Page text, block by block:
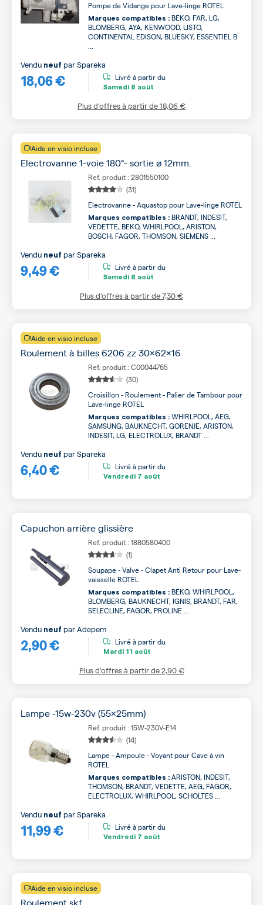
Pompe de Vidange pour Lave-linge ROTEL
Marques compatibles : BEKO, FAR, LG,
BLOMBERG, AYA, KENWOOD, LISTO,
CONTINENTAL EDISON, BLUESKY, ESSENTIEL B
18,06 €
Vendu neuf parSpareka
Livré à partir du
Samedi 8 août
Plus d’offres à partir de18,06 €
Aide en visio incluse
Electrovanne 1-voie 180°- sortie ø 12mm.
Ref. produit : 2801550100
(31)
Electrovanne - Aquastop pour Lave-linge ROTEL
Marques compatibles : BRANDT, INDESIT,
VEDETTE, BEKO, WHIRLPOOL, ARISTON,
BOSCH, FAGOR, THOMSON, SIEMENS ...
9,49 €
Vendu neuf parSpareka
Livré à partir du
Samedi 8 août
Plus d’offres à partir de7,30 €
Aide en visio incluse
Roulement à billes 6206 zz 30x62x16
Ref. produit : C00044765
(30)
Croisillon - Roulement - Palier de Tambour pour
Lave-linge ROTEL
Marques compatibles : WHIRLPOOL, AEG,
SAMSUNG, BAUKNECHT, GORENJE, ARISTON,
INDESIT, LG, ELECTROLUX, BRANDT ...
6,40 €
Vendu neuf parSpareka
Livré à partir du
Vendredi 7 août
Capuchon arrière glissière
Ref. produit : 1880580400
(1)
Soupape - Valve - Clapet Anti Retour pour Lave-
vaisselle ROTEL
Marques compatibles : BEKO, WHIRLPOOL,
BLOMBERG, BAUKNECHT, IGNIS, BRANDT, FAR,
SELECLINE, FAGOR, PROLINE ...
2,90 €
Vendu neuf parAdepem
Livré à partir du
Mardi 11 août
Plus d’offres à partir de2,90 €
Lampe -15w-230v (55x25mm)
Ref. produit : 15W-230V-E14
(14)
Lampe - Ampoule - Voyant pour Cave à vin
ROTEL
Marques compatibles : ARISTON, INDESIT,
THOMSON, BRANDT, VEDETTE, AEG, FAGOR,
ELECTROLUX, WHIRLPOOL, SCHOLTES ...
11,99 €
Vendu neuf parSpareka
Livré à partir du
Vendredi 7 août
Aide en visio incluse
Roulement skf